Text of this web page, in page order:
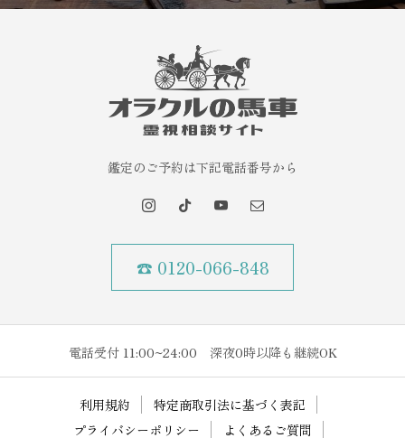
鑑定のご予約は下記電話番号から
☎ 0120-066-848
電話受付 11:00~24:00 深夜0時以降も継続OK
利用規約
特定商取引法に基づく表記
プライバシーポリシー
よくあるご質問